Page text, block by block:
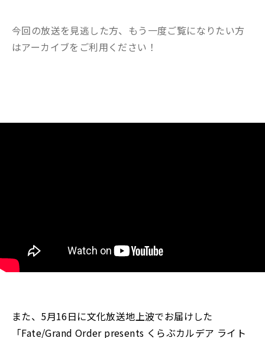
今回の放送を見逃した方、もう一度ご覧になりたい方
はアーカイブをご利用ください！
また、5月16日に文化放送地上波でお届けした
「Fate/Grand Order presents くらぶカルデア ライト